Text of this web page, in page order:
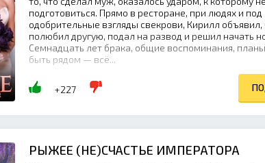
подготовиться. Прямо в ресторане, при людях и под
одобрительные взгляды свекрови, Кирилл объявил,
полюбил другую, подал на развод и решил начать
Семнадцать лет брака, общие воспоминания,
быть рядом — всё...
+227
РЫЖЕЕ (НЕ)СЧАСТЬЕ ИМПЕРАТОРА